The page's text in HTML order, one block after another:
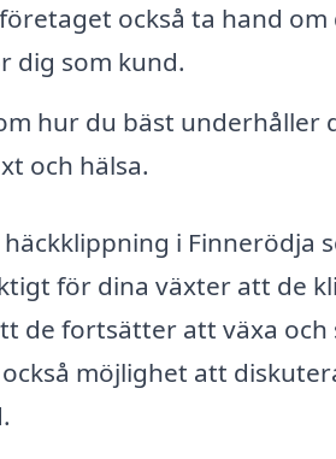
också ta hand om
dig som kund.
hur du bäst underhåller
och hälsa.
i Finnerödja
för dina växter att de
de fortsätter att växa och
möjlighet att